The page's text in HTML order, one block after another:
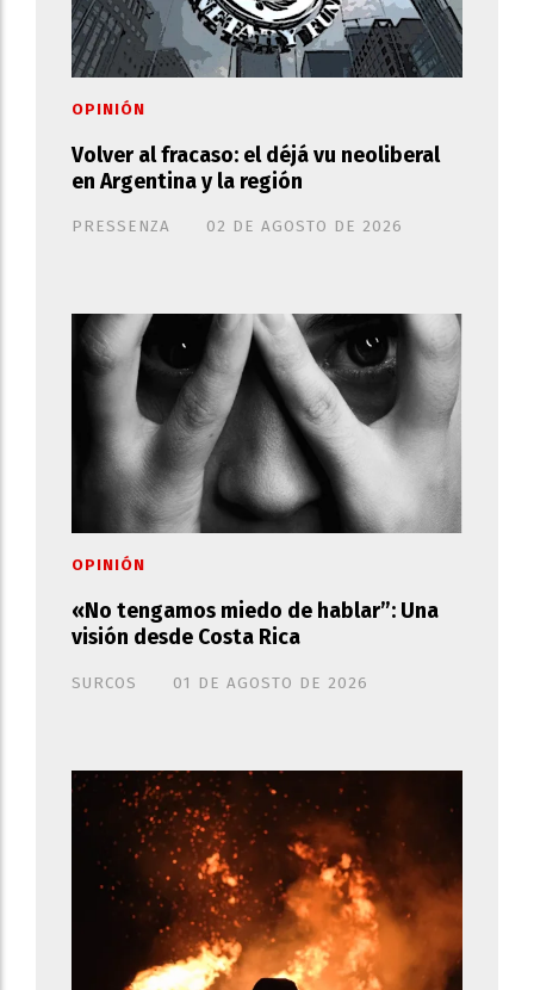
Volver al fracaso: el déjá vu neoliberal
en Argentina y la región
PRESSENZA
OPINIÓN
02 DE AGOSTO DE 2026
«No tengamos miedo de hablar”: Una
visión desde Costa Rica
SURCOS
OPINIÓN
01 DE AGOSTO DE 2026